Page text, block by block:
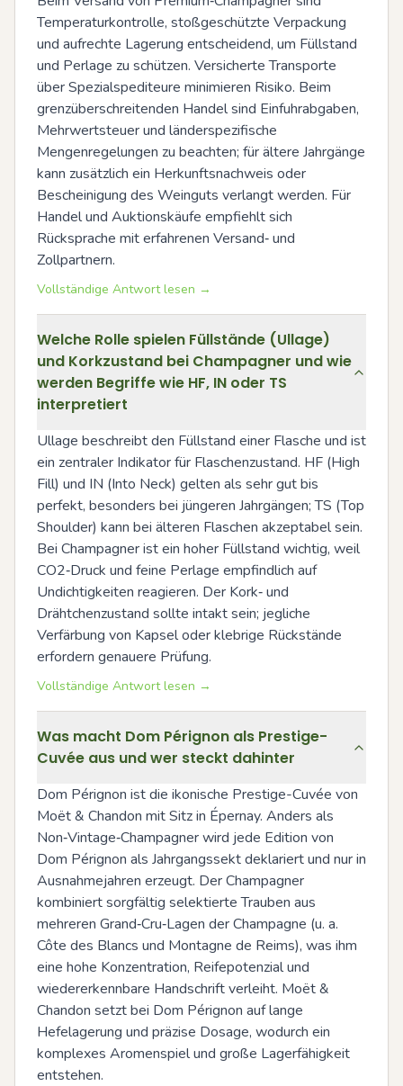
Temperaturkontrolle, stoßgeschützte Verpackung
und aufrechte Lagerung entscheidend, um Füllstand
und Perlage zu schützen. Versicherte Transporte
über Spezialspediteure minimieren Risiko. Beim
grenzüberschreitenden Handel sind Einfuhrabgaben,
Mehrwertsteuer und länderspezifische
Mengenregelungen zu beachten; für ältere Jahrgänge
kann zusätzlich ein Herkunftsnachweis oder
Bescheinigung des Weinguts verlangt werden. Für
Handel und Auktionskäufe empfiehlt sich
Rücksprache mit erfahrenen Versand‑ und
Zollpartnern.
Vollständige Antwort lesen →
Welche Rolle spielen Füllstände (Ullage)
und Korkzustand bei Champagner und wie
werden Begriffe wie HF, IN oder TS
interpretiert
Ullage beschreibt den Füllstand einer Flasche und ist
ein zentraler Indikator für Flaschenzustand. HF (High
Fill) und IN (Into Neck) gelten als sehr gut bis
perfekt, besonders bei jüngeren Jahrgängen; TS (Top
Shoulder) kann bei älteren Flaschen akzeptabel sein.
Bei Champagner ist ein hoher Füllstand wichtig, weil
CO2‑Druck und feine Perlage empfindlich auf
Undichtigkeiten reagieren. Der Kork‑ und
Drähtchenzustand sollte intakt sein; jegliche
Verfärbung von Kapsel oder klebrige Rückstände
erfordern genauere Prüfung.
Vollständige Antwort lesen →
Was macht Dom Pérignon als Prestige-
Cuvée aus und wer steckt dahinter
Dom Pérignon ist die ikonische Prestige-Cuvée von
Moët & Chandon mit Sitz in Épernay. Anders als
Non‑Vintage‑Champagner wird jede Edition von
Dom Pérignon als Jahrgangssekt deklariert und nur in
Ausnahmejahren erzeugt. Der Champagner
kombiniert sorgfältig selektierte Trauben aus
mehreren Grand‑Cru‑Lagen der Champagne (u. a.
Côte des Blancs und Montagne de Reims), was ihm
eine hohe Konzentration, Reifepotenzial und
wiedererkennbare Handschrift verleiht. Moët &
Chandon setzt bei Dom Pérignon auf lange
Hefelagerung und präzise Dosage, wodurch ein
komplexes Aromenspiel und große Lagerfähigkeit
entstehen.